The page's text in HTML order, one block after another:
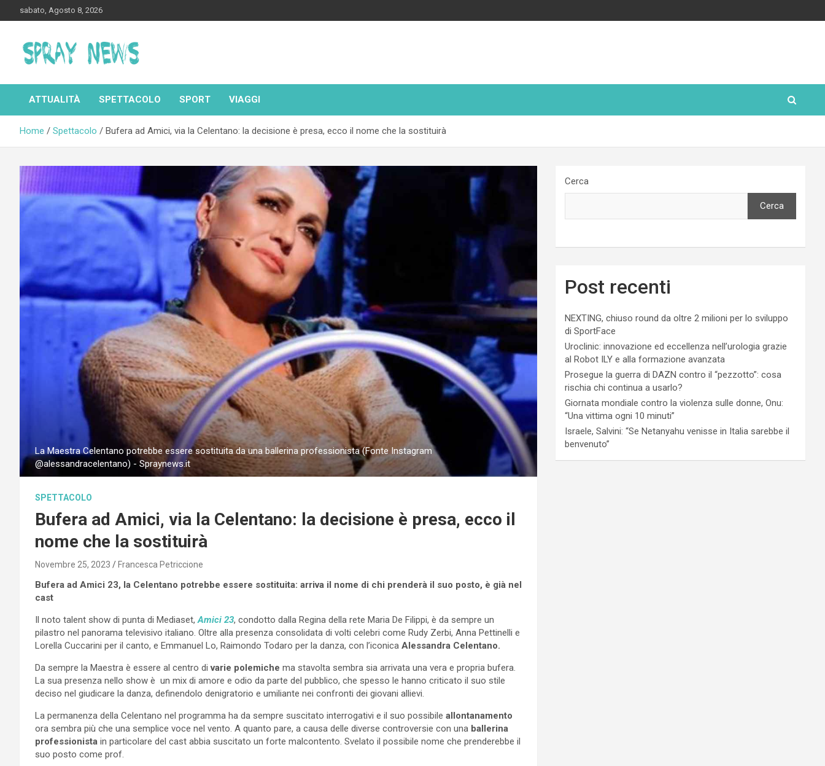
to
sabato, Agosto 8, 2026
Spraynews.it
ATTUALITÀ SPETTACOLO SPORT VIAGGI
Home Spettacolo Bufera ad Amici, via la Celentano: la decisione è presa, ecco il nome che la sostituirà
La Maestra Celentano potrebbe essere sostituita da una ballerina professionista (Fonte Instagram
@alessandracelentano) - Spraynews.it
SPETTACOLO
Bufera ad Amici, via la Celentano: la decisione è presa, ecco il
nome che la sostituirà
Novembre 25, 2023 Francesca Petriccione
Bufera ad Amici 23, la Celentano potrebbe essere sostituita: arriva il nome di chi prenderà il suo posto, è già nel
cast
Il noto talent show di punta di Mediaset, Amici 23, condotto dalla Regina della rete Maria De Filippi, è da sempre un
pilastro nel panorama televisivo italiano. Oltre alla presenza consolidata di volti celebri come Rudy Zerbi, Anna Pettinelli e
Lorella Cuccarini per il canto, e Emmanuel Lo, Raimondo Todaro per la danza, con l’iconica Alessandra Celentano.
Da sempre la Maestra è essere al centro divarie polemiche ma stavolta sembra sia arrivata una vera e propria bufera.
La sua presenza nello show è un mix di amore e odio da parte del pubblico, che spesso le hanno criticato il suo stile
deciso nel giudicare la danza, definendolo denigratorio e umiliante nei confronti dei giovani allievi.
La permanenza della Celentano nel programma ha da sempre suscitato interrogativi e il suo possibile allontanamento
ora sembra più che una semplice voce nel vento. A quanto pare, a causa delle diverse controversie con una ballerina
professionista in particolare del cast abbia suscitato un forte malcontento. Svelato il possibile nome che prenderebbe il
suo posto come prof.
Cerca
Cerca
Post recenti
NEXTING, chiuso round da oltre 2 milioni per lo sviluppo
di SportFace
Uroclinic: innovazione ed eccellenza nell’urologia grazie
al Robot ILY e alla formazione avanzata
Prosegue la guerra di DAZN contro il “pezzotto”: cosa
rischia chi continua a usarlo?
Giornata mondiale contro la violenza sulle donne, Onu:
“Una vittima ogni 10 minuti”
Israele, Salvini: “Se Netanyahu venisse in Italia sarebbe il
benvenuto”